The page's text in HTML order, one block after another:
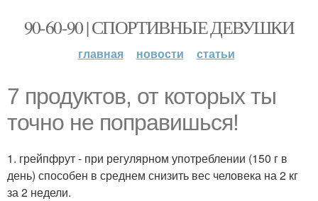
90-60-90 | СПОРТИВНЫЕ ДЕВУШКИ
главная новости статьи
7 продуктов, от которых ты
точно не поправишься!
1. грейпфрут - при регулярном употреблении (150 г в
день) способен в среднем снизить вес человека на 2 кг
за 2 недели.